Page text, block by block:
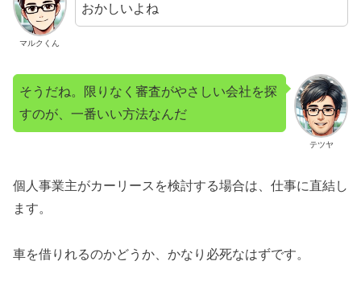
マルクくん
おかしいよね
テツヤ
そうだね。限りなく審査がやさしい会社を探
すのが、一番いい方法なんだ
個人事業主がカーリースを検討する場合は、仕事に直結し
ます。
車を借りれるのかどうか、かなり必死なはずです。